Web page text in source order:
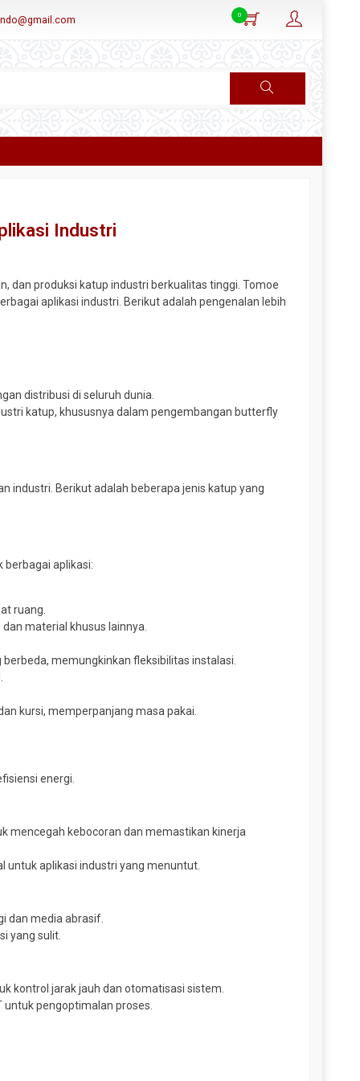
0
Industri
dan produksi katup industri berkualitas tinggi. Tomoe
aplikasi industri. Berikut adalah pengenalan lebih
distribusi di seluruh dunia.
katup, khususnya dalam pengembangan butterfly
industri. Berikut adalah beberapa jenis katup yang
berbagai aplikasi:
ruang.
material khusus lainnya.
memungkinkan fleksibilitas instalasi.
kursi, memperpanjang masa pakai.
energi.
mencegah kebocoran dan memastikan kinerja
untuk aplikasi industri yang menuntut.
dan media abrasif.
yang sulit.
kontrol jarak jauh dan otomatisasi sistem.
pengoptimalan proses.